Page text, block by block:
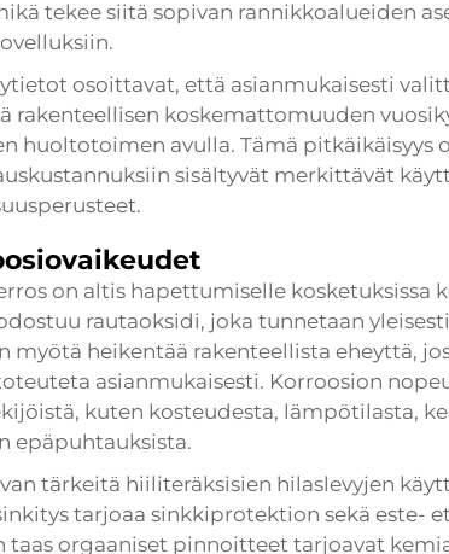
tekee siitä sopivan rannikkoalueiden
osoittavat, että asianmukaisesti
rakenteellisen koskemattomuuden
huoltotoimen avulla. Tämä pitkäikäisyys
sisältyvät merkittävät
on altis hapettumiselle kosketuksissa
rautaoksidi, joka tunnetaan
myötä heikentää rakenteellista eheyttä,
asianmukaisesti. Korroosion
kuten kosteudesta, lämpötilasta,
epäpuhtauksista.
tärkeitä hiiliteräksisien hilaslevyjen
tarjoaa sinkkiprotektion sekä este-
taas orgaaniset pinnoitteet tarjoavat